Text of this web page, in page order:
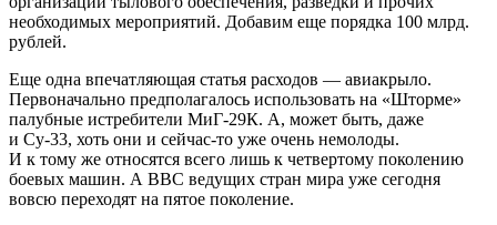
необходимых мероприятий. Добавим еще порядка 100 млрд.
рублей.
Еще одна впечатляющая статья расходов — авиакрыло.
Первоначально предполагалось использовать на «Шторме»
палубные истребители МиГ-29К. А, может быть, даже
и Су-33, хоть они и сейчас-то уже очень немолоды.
И к тому же относятся всего лишь к четвертому поколению
боевых машин. А ВВС ведущих стран мира уже сегодня
вовсю переходят на пятое поколение.